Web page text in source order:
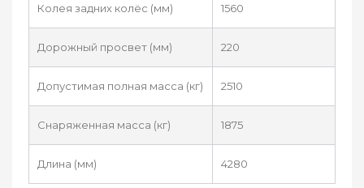
Колея задних колёс (мм) 1560
Дорожный просвет (мм) 220
Допустимая полная масса (кг) 2510
Снаряженная масса (кг) 1875
Длина (мм) 4280